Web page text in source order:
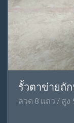
รั้วตาข่ายถั
ลวด 8 แถว / สูง